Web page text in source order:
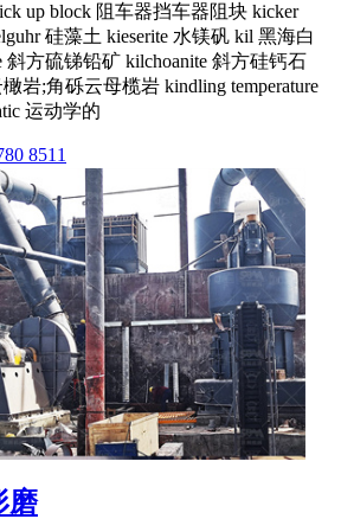
up block 阻车器挡车器阻块 kicker
硅藻土 kieserite 水镁矾 kil 黑海白
斜方硫锑铅矿 kilchoanite 斜方硅钙石
岩;角砾云母榄岩 kindling temperature
运动学的
8511
磨